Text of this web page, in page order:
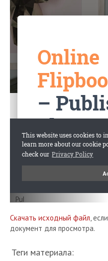
Скачать исходный файл,
документ для просмотра.
Теги материала: